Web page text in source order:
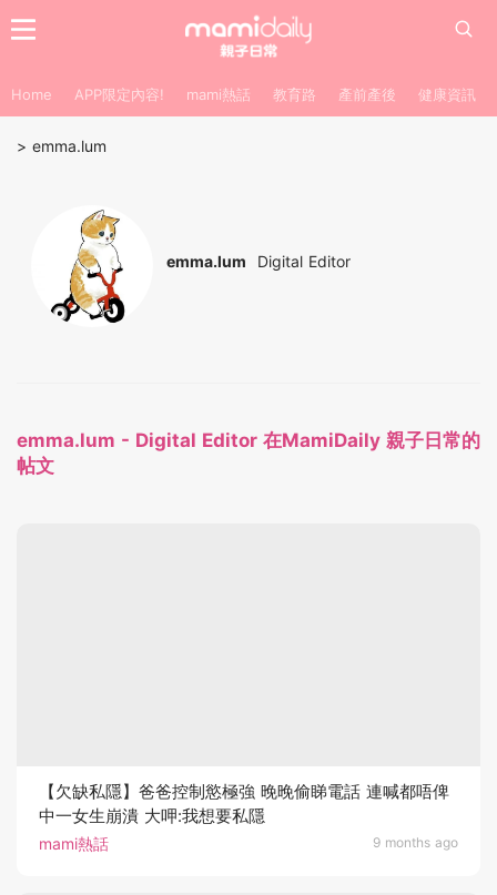
Home APP限定內容! mami熱話 教育路 產前產後 健康資訊
> emma.lum
emma.lum Digital Editor
emma.lum - Digital Editor 在MamiDaily 親子日常的
帖文
mami熱話 9 months ago
【欠缺私隱】爸爸控制慾極強 晚晚偷睇電話 連喊都唔俾
中一女生崩潰 大呷:我想要私隱